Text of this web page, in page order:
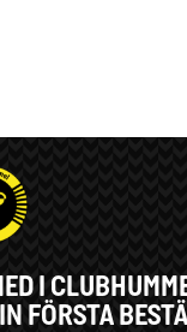
I
FÖRSTA